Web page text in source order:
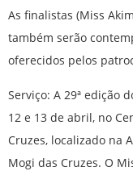
As finalistas (Miss
também serão
oferecidos pelos
Serviço: A 29ª edição
12 e 13 de abril, no
Cruzes, localizado na
Mogi das Cruzes. O